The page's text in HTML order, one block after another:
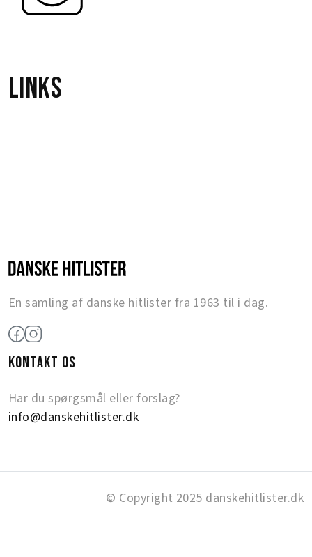
Links
En samling af danske hitlister fra 1963 til i dag.
KONTAKT OS
Har du spørgsmål eller forslag?
info@danskehitlister.dk
© Copyright 2025 danskehitlister.dk